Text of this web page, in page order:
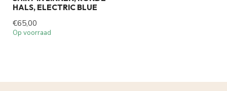
HALS, ELECTRIC BLUE
€65,00
Op voorraad